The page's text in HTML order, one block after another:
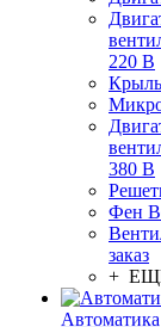
220 В
380 В
Фен
заказ
+
Автоматика